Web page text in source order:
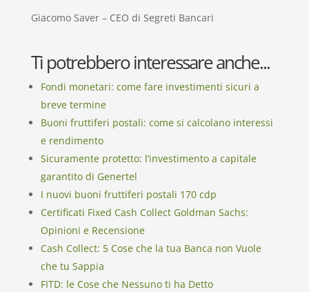
Giacomo Saver – CEO di Segreti Bancari
Ti potrebbero interessare anche...
Fondi monetari: come fare investimenti sicuri a
breve termine
Buoni fruttiferi postali: come si calcolano interessi
e rendimento
Sicuramente protetto: l’investimento a capitale
garantito di Genertel
I nuovi buoni fruttiferi postali 170 cdp
Certificati Fixed Cash Collect Goldman Sachs:
Opinioni e Recensione
Cash Collect: 5 Cose che la tua Banca non Vuole
che tu Sappia
FITD: le Cose che Nessuno ti ha Detto